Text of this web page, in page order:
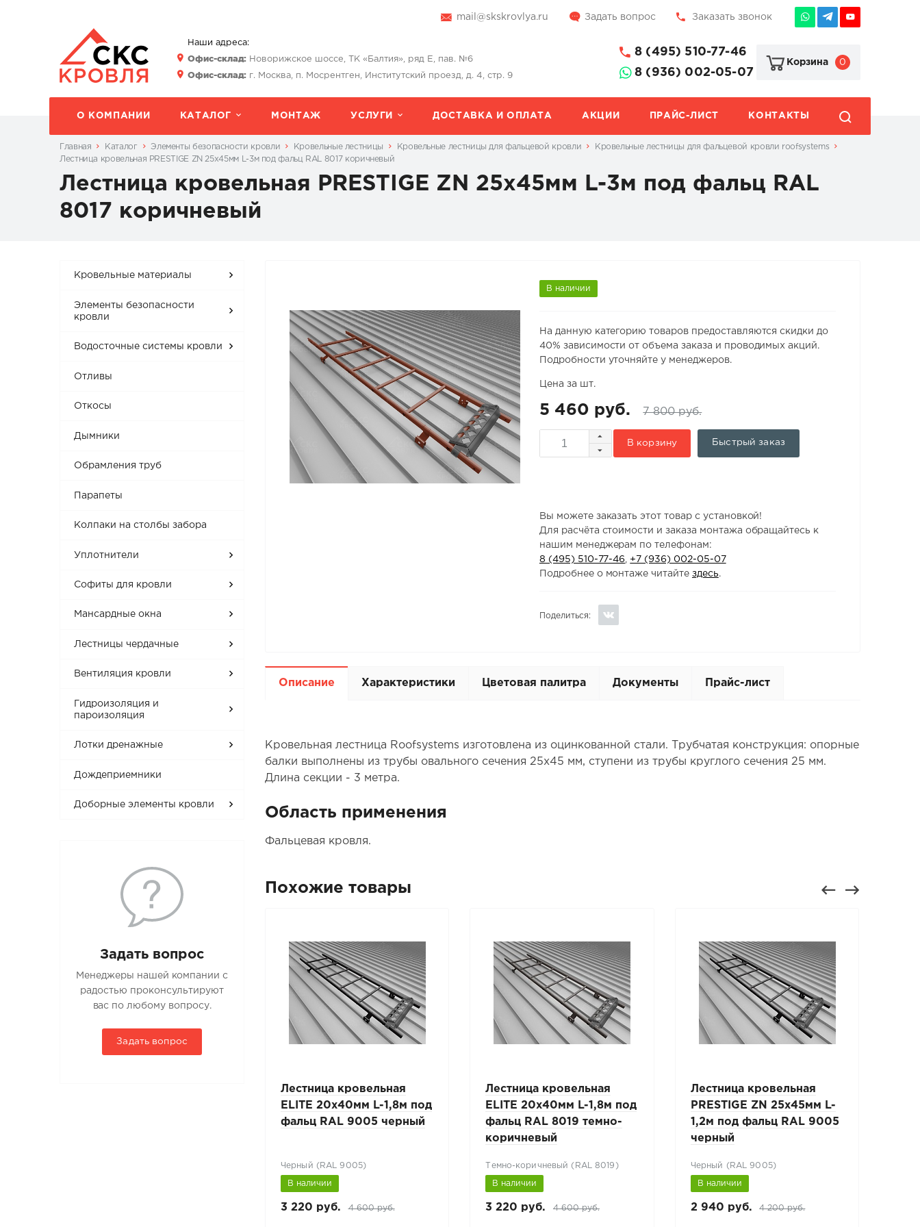
mail@skskrovlya.ru Задать вопрос Заказать звонок
Наши адреса:
Офис-склад:Новорижское шоссе, ТК «Балтия», ряд Е, пав. №6
Офис-склад:г. Москва, п. Мосрентген, Институтский проезд, д. 4, стр. 9
8 (495) 510-77-46
8 (936) 002-05-07
Корзина 0
О КОМПАНИИ КАТАЛОГ МОНТАЖ УСЛУГИ ДОСТАВКА И ОПЛАТА АКЦИИ ПРАЙС-ЛИСТ КОНТАКТЫ
Главная Каталог Элементы безопасности кровли Кровельные лестницы Кровельные лестницы для фальцевой кровли
Кровельные лестницы для фальцевой кровли roofsystems
Лестница кровельная PRESTIGE ZN 25x45мм L-3м под фальц RAL 8017 коричневый
Лестница кровельная PRESTIGE ZN 25x45мм L-3м под фальц RAL
8017 коричневый
Кровельные материалы
Элементы безопасности
кровли
Водосточные системы кровли
Отливы
Откосы
Дымники
Обрамления труб
Парапеты
Колпаки на столбы забора
Уплотнители
Софиты для кровли
Мансардные окна
Лестницы чердачные
Вентиляция кровли
Гидроизоляция и
пароизоляция
Лотки дренажные
Дождеприемники
Доборные элементы кровли
Задать вопрос
Менеджеры нашей компании с
радостью проконсультируют
вас по любому вопросу.
Задать вопрос
В наличии
На данную категорию товаров предоставляются скидки до
40% зависимости от объема заказа и проводимых акций.
Подробности уточняйте у менеджеров.
Цена за шт.
5 460 руб. 7 800 руб.
В корзину Быстрый заказ
Вы можете заказать этот товар с установкой!
Для расчёта стоимости и заказа монтажа обращайтесь к
нашим менеджерам по телефонам:
8 (495) 510-77-46
+7 (936) 002-05-07
Подробнее о монтаже читайте здесь.
Поделиться:
Описание Характеристики Цветовая палитра Документы Прайс-лист
Кровельная лестница Roofsystems изготовлена из оцинкованной стали. Трубчатая конструкция: опорные
балки выполнены из трубы овального сечения 25х45 мм, ступени из трубы круглого сечения 25 мм.
Длина секции - 3 метра.
Область применения
Фальцевая кровля.
Похожие товары
Лестница кровельная
ELITE 20x40мм L-1,8м под
фальц RAL 9005 черный
Черный (RAL 9005)
В наличии
3 220 руб. 4 600 руб.
Лестница кровельная
ELITE 20x40мм L-1,8м под
фальц RAL 8019 темно-
коричневый
Темно-коричневый (RAL 8019)
В наличии
3 220 руб. 4 600 руб.
Лестница кровельная
PRESTIGE ZN 25x45мм L-
1,2м под фальц RAL 9005
черный
Черный (RAL 9005)
В наличии
2 940 руб. 4 200 руб.